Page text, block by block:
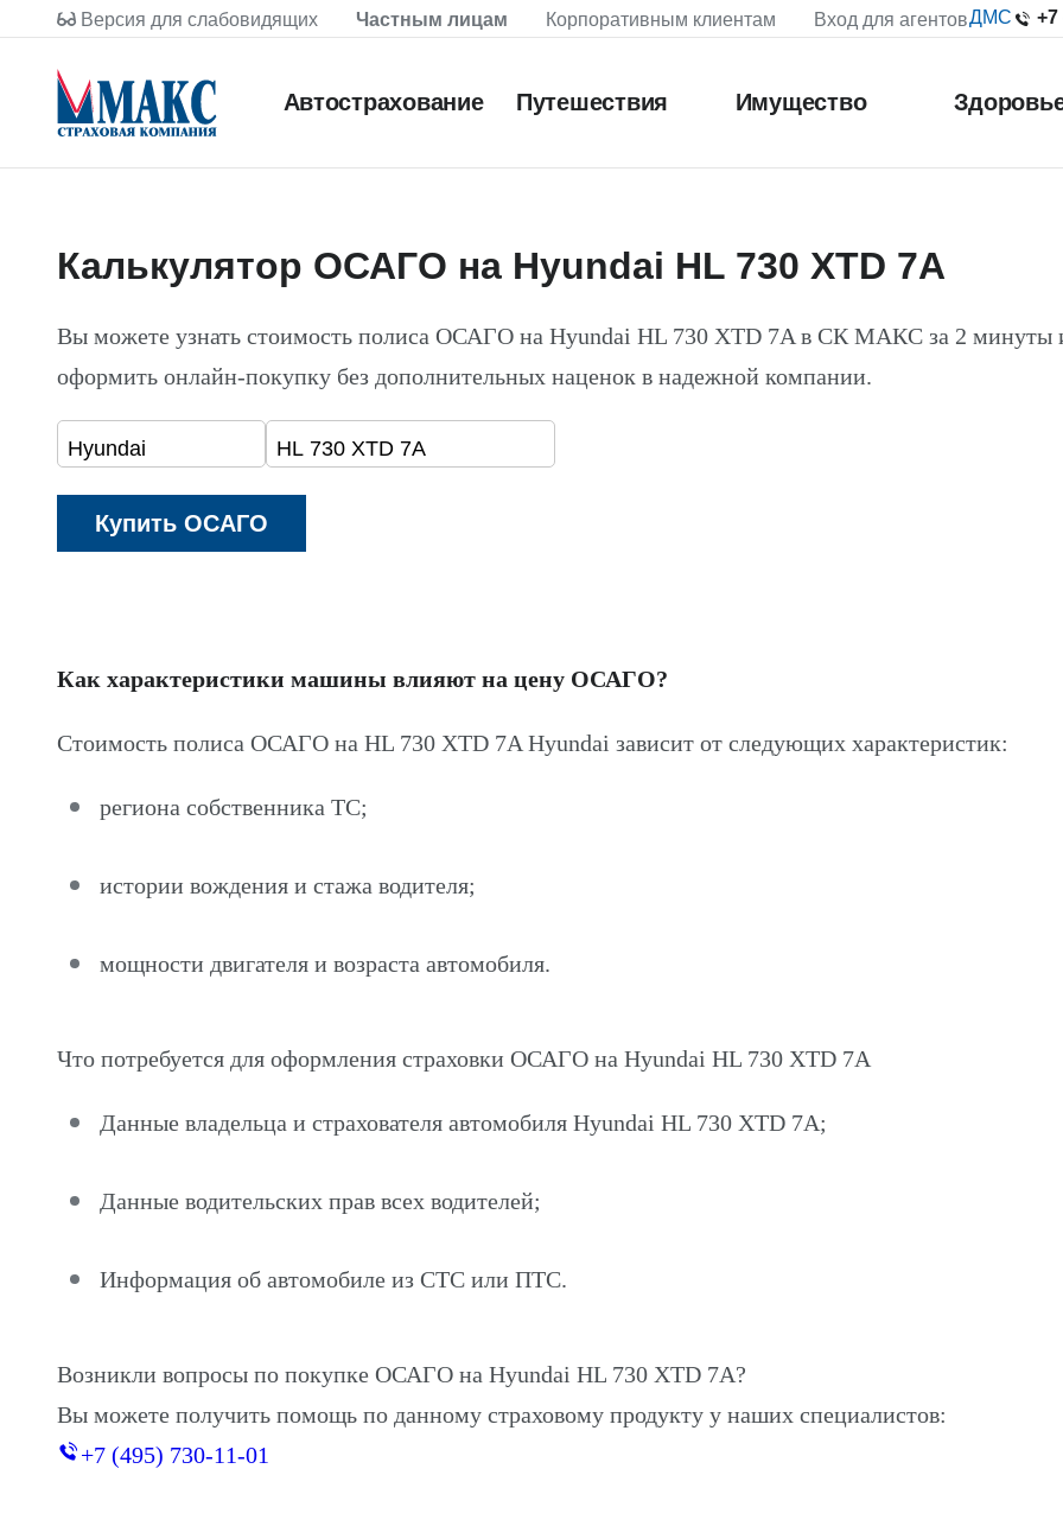
Версия для слабовидящих Частным лицам Корпоративным клиентам Вход для агентовДМС +7
Автострахование Путешествия Имущество
Калькулятор ОСАГО на Hyundai HL 730 XTD 7A
Вы можете узнать стоимость полиса ОСАГО на Hyundai HL 730 XTD 7A в СК МАКС за 2 минуты
оформить онлайн-покупку без дополнительных наценок в надежной компании.
Как характеристики машины влияют на цену ОСАГО?
Стоимость полиса ОСАГО на HL 730 XTD 7A Hyundai зависит от следующих характеристик:
региона собственника ТС;
истории вождения и стажа водителя;
мощности двигателя и возраста автомобиля.
Что потребуется для оформления страховки ОСАГО на Hyundai HL 730 XTD 7A
Данные владельца и страхователя автомобиля Hyundai HL 730 XTD 7A;
Данные водительских прав всех водителей;
Информация об автомобиле из СТС или ПТС.
Возникли вопросы по покупке ОСАГО на Hyundai HL 730 XTD 7A?
Вы можете получить помощь по данному страховому продукту у наших специалистов:
+7 (495) 730-11-01